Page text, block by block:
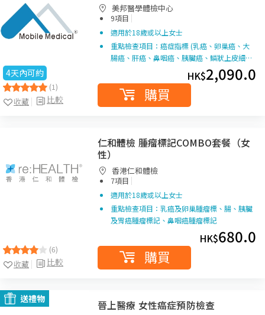
4天內可約
(1)
比較
收藏
美邦醫學體檢中心
9項目 |
適用於18歲或以上女士
重點檢查項目：癌症指標 (乳癌、卵巢癌、大
腸癌、肝癌、鼻咽癌、胰臟癌、鱗狀上皮細…
HK$2,090.0
購買
(6)
比較
收藏
仁和體檢 腫瘤標記COMBO套餐（女
性）
香港仁和體檢
7項目 |
適用於18歲或以上女士
重點檢查項目：乳癌及卵巢腫瘤標、腸、胰臟
及胃癌腫瘤標記、鼻咽癌腫瘤標記
HK$680.0
購買
送禮物 晉上醫療 女性癌症預防檢查